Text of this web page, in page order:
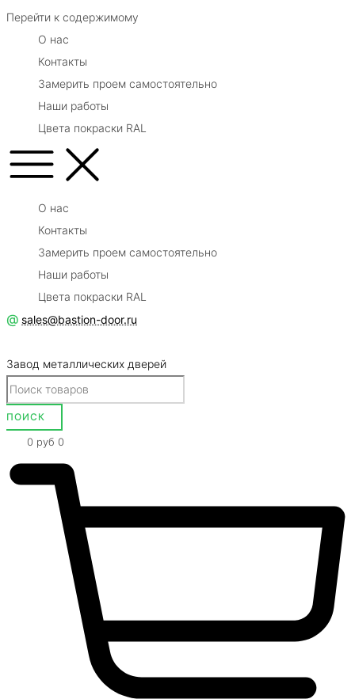
Перейти к содержимому
О нас
Контакты
Замерить проем самостоятельно
Наши работы
Цвета покраски RAL
О нас
Контакты
Замерить проем самостоятельно
Наши работы
Цвета покраски RAL
@ sales@bastion-door.ru
Завод металлических дверей
0 руб 0